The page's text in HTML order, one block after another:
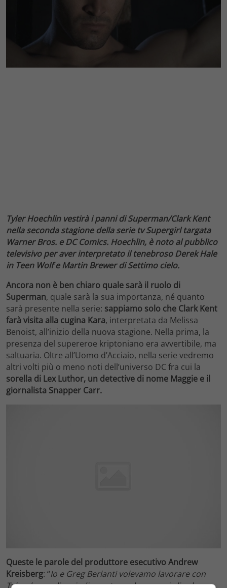
Tyler Hoechlin vestirà i panni di Superman/Clark Kent
nella seconda stagione della serie tv Supergirl targata
Warner Bros. e DC Comics. Hoechlin, è noto al pubblico
televisivo per aver interpretato il tenebroso Derek Hale
in Teen Wolf e Martin Brewer di Settimo cielo.
Ancora non è ben chiaro quale sarà il ruolo di
Superman, quale sarà la sua importanza, né quanto
sarà presente nella serie: sappiamo solo che Clark Kent
farà visita alla cugina Kara, interpretata da Melissa
Benoist, all’inizio della nuova stagione. Nella prima, la
presenza del supereroe kriptoniano era avvertibile, ma
saltuaria. Oltre all’Uomo d’Acciaio, nella serie vedremo
altri volti più o meno noti dell’universo DC fra cui la
sorella di Lex Luthor, un detective di nome Maggie e il
giornalista Snapper Carr.
Queste le parole del produttore esecutivo Andrew
Kreisberg: “Io e Greg Berlanti volevamo lavorare con
Tyler da secoli, quindi questo ruolo per noi gli calzava